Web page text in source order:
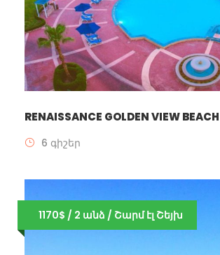
RENAISSANCE GOLDEN VIEW
6 գիշեր
1170$ / 2 անձ / Շարմ էլ Շեյխ